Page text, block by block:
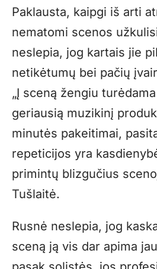
Paklausta, kaipgi iš arti
nematomi scenos
neslepia, jog kartais jie
netikėtumų bei pačių
„Į sceną žengiu
geriausią muzikinį
minutės pakeitimai,
repeticijos yra
primintų blizgučius
Tušlaitė.
Rusnė neslepia, jog
sceną ją vis dar apima